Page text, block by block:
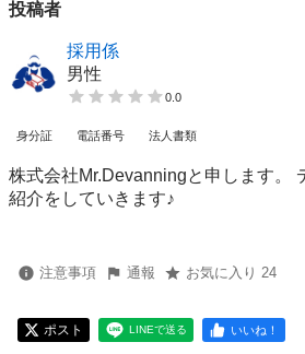
投稿者
採用係
男性
0.0
身分証 電話番号 法人書類
株式会社Mr.Devanningと申します。
紹介をしていきます♪
注意事項 通報 お気に入り 24
ポスト LINEで送る いいね！